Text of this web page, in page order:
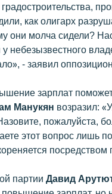
как олигарх
они молча сидели?
небезызвестного
- заявил
зарплат
Манукян возразил:
пожалуйста,
этот вопрос лишь
посредством
партииДавид